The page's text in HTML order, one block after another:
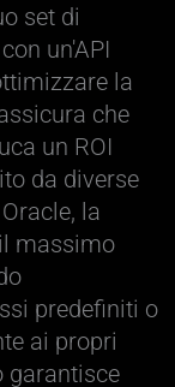
set di
un'API
la
che
un ROI
da diverse
la
massimo
predefiniti o
ai propri
garantisce